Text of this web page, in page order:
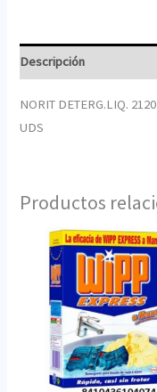
Descripción
NORIT DETERG.LIQ.
UDS
Productos